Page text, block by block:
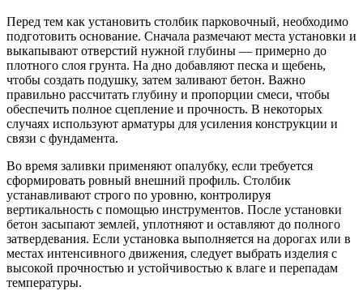
Перед тем как установить столбик парковочный, необходимо
подготовить основание. Сначала размечают места установки и
выкапывают отверстий нужной глубины — примерно до
плотного слоя грунта. На дно добавляют песка и щебень,
чтобы создать подушку, затем заливают бетон. Важно
правильно рассчитать глубину и пропорции смеси, чтобы
обеспечить полное сцепление и прочность. В некоторых
случаях используют арматуры для усиления конструкции и
связи с фундамента.
Во время заливки применяют опалубку, если требуется
сформировать ровный внешний профиль. Столбик
устанавливают строго по уровню, контролируя
вертикальность с помощью инструментов. После установки
бетон засыпают землей, уплотняют и оставляют до полного
затвердевания. Если установка выполняется на дорогах или в
местах интенсивного движения, следует выбрать изделия с
высокой прочностью и устойчивостью к влаге и перепадам
температуры.